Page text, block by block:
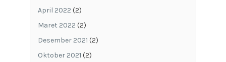
April 2022 (2)
Maret 2022 (2)
Desember 2021 (2)
Oktober 2021 (2)